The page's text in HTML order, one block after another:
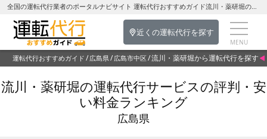
全国の運転代行業者のポータルナビサイト 運転代行おすすめガイド流川・薬研堀の運転代行を探す-広島県の運転代行
近くの運転代行を探す
運転代行おすすめガイド 広島県 広島市中区 流川・薬研堀から運転代行を探す
流川・薬研堀の運転代行サービスの評判・安
い料金ランキング
広島県